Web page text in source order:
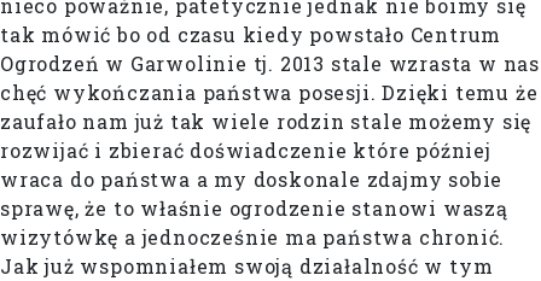
nieco poważnie, patetycznie jednak nie boimy się
tak mówić bo od czasu kiedy powstało Centrum
Ogrodzeń w Garwolinie tj. 2013 stale wzrasta w nas
chęć wykończania państwa posesji. Dzięki temu że
zaufało nam już tak wiele rodzin stale możemy się
rozwijać i zbierać doświadczenie które później
wraca do państwa a my doskonale zdajmy sobie
sprawę, że to właśnie ogrodzenie stanowi waszą
wizytówkę a jednocześnie ma państwa chronić.
Jak już wspomniałem swoją działalność w tym